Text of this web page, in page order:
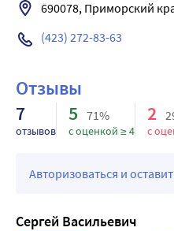
690078, Приморский
(423) 272-83-63
Отзывы
7
отзывов
5 71%
с оценкой ≥ 4
2
с
Авторизоваться и
Сергей Васильевич